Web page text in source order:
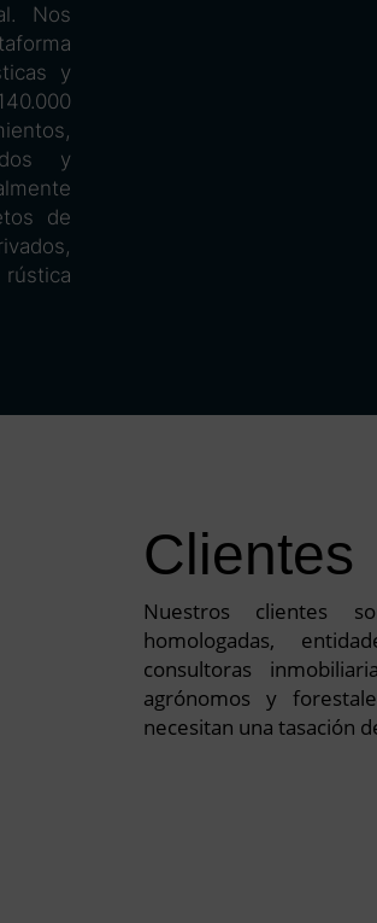
Nos
y
y
de
Clientes
Nuestros clientes
homologadas,
consultoras
agrónomos y
necesitan una tasación